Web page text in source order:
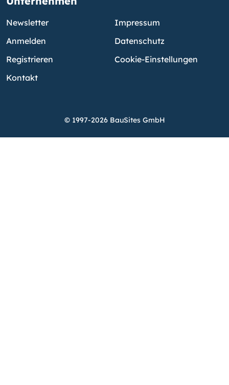
Newsletter
Anmelden
Registrieren
Kontakt
Impressum
Datenschutz
Cookie-Einstellungen
© 1997-2026 BauSites GmbH